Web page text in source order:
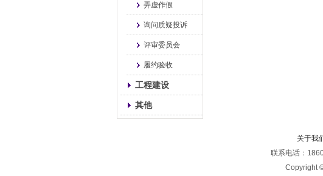
弄虚作假
询问质疑投诉
评审委员会
履约验收
工程建设
其他
关于我
联系电话：
Copyright